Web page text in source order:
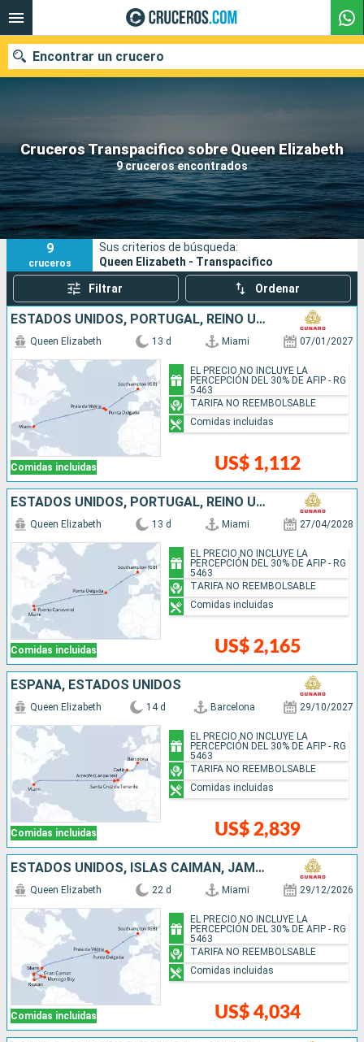
Cruceros Transpacifico sobre Queen Elizabeth
9 cruceros encontrados
Encontrar un crucero
Nuestros destinos
Fecha de salida
Puertos Compañías
Buscar
9
cruceros
Sus criterios de búsqueda:
Queen Elizabeth - Transpacifico
Filtrar Ordenar
ESTADOS UNIDOS, PORTUGAL, REINO UNIDO
Comidas incluidas
Queen Elizabeth 13 d Miami 07/01/2027
US$ 1,112
EL PRECIO NO INCLUYE LA
PERCEPCIÓN DEL 30% DE AFIP - RG
5463
TARIFA NO REEMBOLSABLE
Comidas incluidas
ESTADOS UNIDOS, PORTUGAL, REINO UNIDO
Comidas incluidas
Queen Elizabeth 13 d Miami 27/04/2028
US$ 2,165
EL PRECIO NO INCLUYE LA
PERCEPCIÓN DEL 30% DE AFIP - RG
5463
TARIFA NO REEMBOLSABLE
Comidas incluidas
ESPAÑA, ESTADOS UNIDOS
Comidas incluidas
Queen Elizabeth 14 d Barcelona 29/10/2027
US$ 2,839
EL PRECIO NO INCLUYE LA
PERCEPCIÓN DEL 30% DE AFIP - RG
5463
TARIFA NO REEMBOLSABLE
Comidas incluidas
ESTADOS UNIDOS, ISLAS CAIMÁN, JAMAICA, HONDURAS, MÉXICO, PORTUGAL, REINO UNIDO
Comidas incluidas
Queen Elizabeth 22 d Miami 29/12/2026
US$ 4,034
EL PRECIO NO INCLUYE LA
PERCEPCIÓN DEL 30% DE AFIP - RG
5463
TARIFA NO REEMBOLSABLE
Comidas incluidas